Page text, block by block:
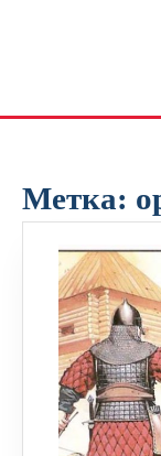
Метка: